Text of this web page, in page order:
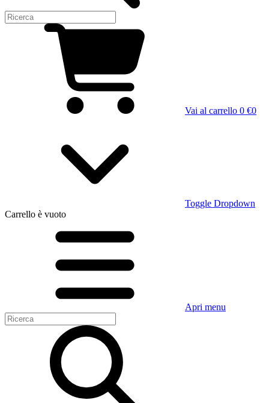
Vai al carrello 0 €0
Toggle Dropdown
Carrello è vuoto
Apri menu